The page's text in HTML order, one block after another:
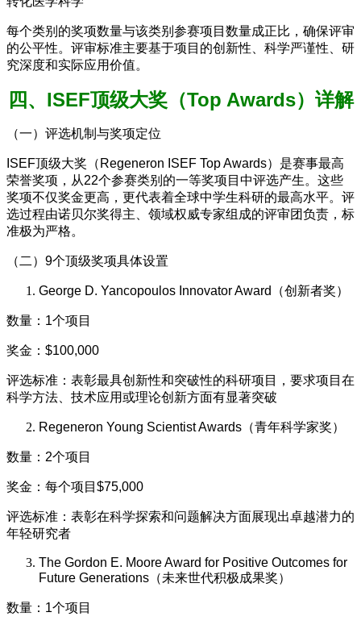
每个类别的奖项数量与该类别参赛项目数量成正比，确保评审
的公平性。评审标准主要基于项目的创新性、科学严谨性、研
究深度和实际应用价值。
四、ISEF顶级大奖（Top Awards）详解
（一）评选机制与奖项定位
ISEF顶级大奖（Regeneron ISEF Top Awards）是赛事最高
荣誉奖项，从22个参赛类别的一等奖项目中评选产生。这些
奖项不仅奖金更高，更代表着全球中学生科研的最高水平。评
选过程由诺贝尔奖得主、领域权威专家组成的评审团负责，标
准极为严格。
（二）9个顶级奖项具体设置
George D. Yancopoulos Innovator Award（创新者奖）
数量：1个项目
奖金：$100,000
评选标准：表彰最具创新性和突破性的科研项目，要求项目在
科学方法、技术应用或理论创新方面有显著突破
Regeneron Young Scientist Awards（青年科学家奖）
数量：2个项目
奖金：每个项目$75,000
评选标准：表彰在科学探索和问题解决方面展现出卓越潜力的
年轻研究者
The Gordon E. Moore Award for Positive Outcomes for
Future Generations（未来世代积极成果奖）
数量：1个项目